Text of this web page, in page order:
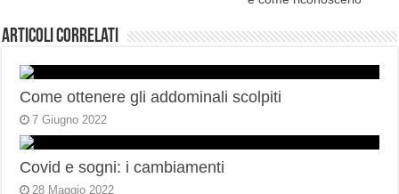
Articoli correlati
Come ottenere gli addominali scolpiti
7 Giugno 2022
Covid e sogni: i cambiamenti
28 Maggio 2022